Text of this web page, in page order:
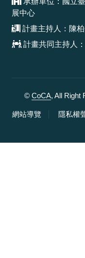
展中心
計畫主持人：陳
計畫共同主持人
© CoCA, All Right
網站導覽 隱私權